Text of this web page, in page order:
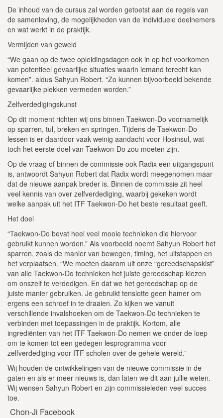
De inhoud van de cursus zal worden getoetst aan de regels van
de samenleving, de mogelijkheden van de individuele deelnemers
en wat werkt in de praktijk.
Vermijden van geweld
“We gaan op de twee opleidingsdagen ook in op het voorkomen
van potentieel gevaarlijke situaties waarin iemand terecht kan
komen”. aldus Sahyun Robert. “Zo kunnen bijvoorbeeld bekende
gevaarlijke plekken vermeden worden.”
Zelfverdedigingskunst
Op dit moment richten wij ons binnen Taekwon-Do voornamelijk
op sparren, tul, breken en springen. Tijdens de Taekwon-Do
lessen is er daardoor vaak weinig aandacht voor Hosinsul, wat
toch het eerste doel van Taekwon-Do zou moeten zijn.
Op de vraag of binnen de commissie ook Radix een uitgangspunt
is, antwoordt Sahyun Robert dat Radix wordt meegenomen maar
dat de nieuwe aanpak breder is. Binnen de commissie zit heel
veel kennis van over zelfverdediging, waarbij gekeken wordt
welke aanpak uit het ITF Taekwon-Do het beste resultaat geeft.
Het doel
“Taekwon-Do bevat heel veel mooie technieken die hiervoor
gebruikt kunnen worden.” Als voorbeeld noemt Sahyun Robert het
sparren, zoals de manier van bewegen, timing, het uitstappen en
het verplaatsen. “We moeten daarom uit onze “gereedschapskist”
van alle Taekwon-Do technieken het juiste gereedschap kiezen
om onszelf te verdedigen. En dat we het gereedschap op de
juiste manier gebruiken. Je gebruikt tenslotte geen hamer om
ergens een schroef in te draaien. Zo kijken we vanuit
verschillende invalshoeken om de Taekwon-Do technieken te
verbinden met toepassingen in de praktijk. Kortom, alle
ingrediënten van het ITF Taekwon-Do nemen we onder de loep
om te komen tot een gedegen lesprogramma voor
zelfverdediging voor ITF scholen over de gehele wereld.”
Wij houden de ontwikkelingen van de nieuwe commissie in de
gaten en als er meer nieuws is, dan laten we dit aan jullie weten.
Wij wensen Sahyun Robert en zijn commissieleden veel succes
toe.
Chon-Ji Facebook